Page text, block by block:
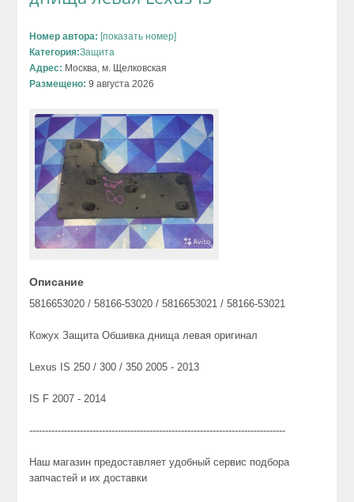
Номер автора: [показать номер]
Категория:Защита
Адрес: Москва, м. Щелковская
Размещено: 9 августа 2026
Описание
5816653020 / 58166-53020 / 5816653021 / 58166-53021
Кожух Защита Обшивка днища левая оригинал
Lexus IS 250 / 300 / 350 2005 - 2013
IS F 2007 - 2014
---------------------------------------------------------------------------------
Наш магазин предоставляет удобный сервис подбора
запчастей и их доставки